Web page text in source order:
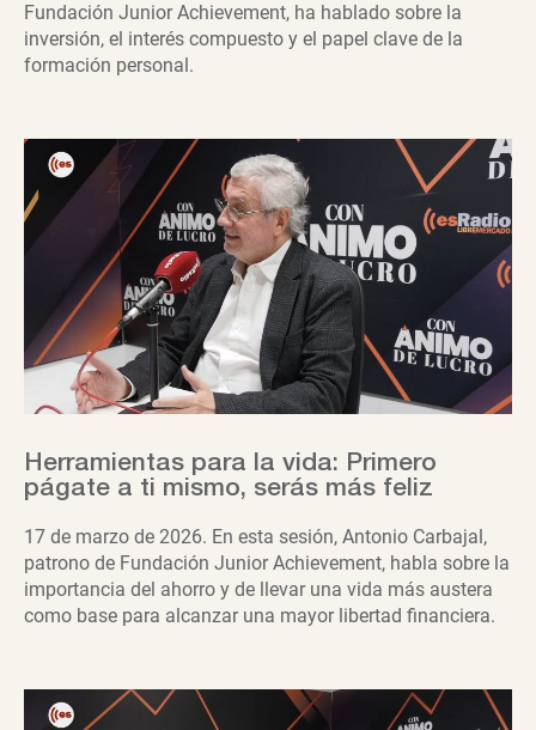
Fundación Junior Achievement, ha hablado sobre la
inversión, el interés compuesto y el papel clave de la
formación personal.
Herramientas para la vida: Primero
págate a ti mismo, serás más feliz
17 de marzo de 2026. En esta sesión, Antonio Carbajal,
patrono de Fundación Junior Achievement, habla sobre la
importancia del ahorro y de llevar una vida más austera
como base para alcanzar una mayor libertad financiera.